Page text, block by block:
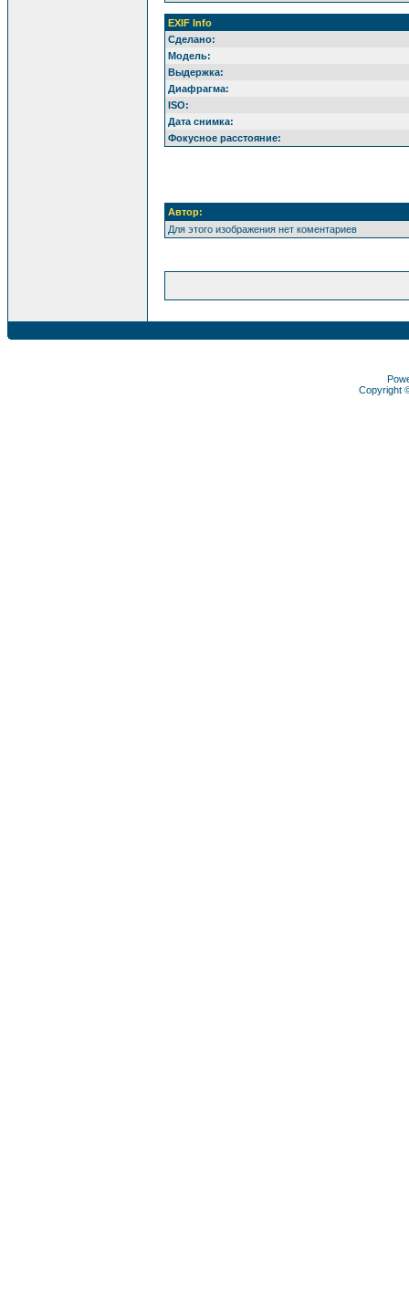
EXIF Info
Сделано:
Модель:
Выдержка:
Диафрагма:
ISO:
Дата снимка:
Фокусное расстояние:
Автор:
Для этого изображения нет коментариев
Copyright